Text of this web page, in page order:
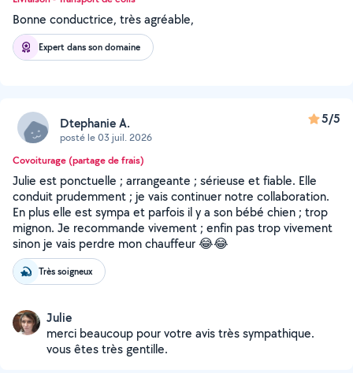
Bonne conductrice, très agréable,
Expert dans son domaine
Dtephanie A.
posté le 03 juil. 2026
5/5
Covoiturage (partage de frais)
Julie est ponctuelle ; arrangeante ; sérieuse et fiable. Elle
conduit prudemment ; je vais continuer notre collaboration.
En plus elle est sympa et parfois il y a son bébé chien ; trop
mignon. Je recommande vivement ; enfin pas trop vivement
sinon je vais perdre mon chauffeur 😂😂
Très soigneux
Julie
merci beaucoup pour votre avis très sympathique.
vous êtes très gentille.